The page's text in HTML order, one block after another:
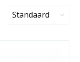
Standaard